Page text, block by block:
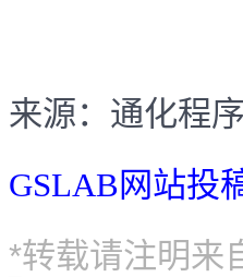
来源：通化程
GSLAB网站投
*转载请注明来